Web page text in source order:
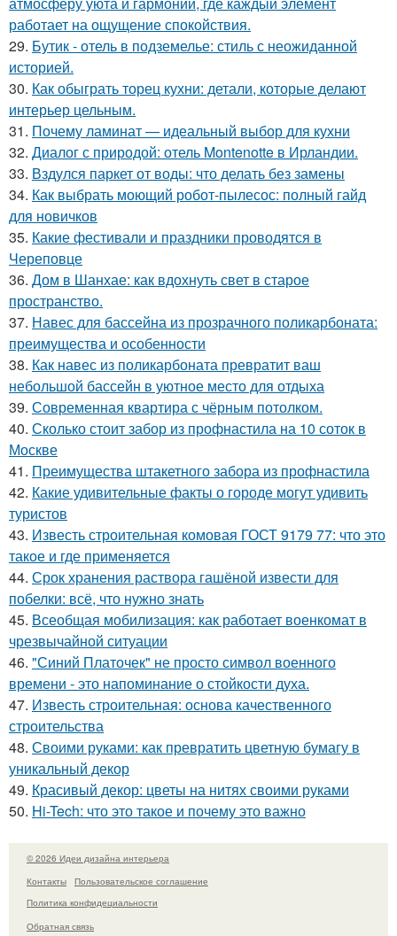
работает на ощущение спокойствия.
29. Бутик - отель в подземелье: стиль с неожиданной
историей.
30. Как обыграть торец кухни: детали, которые делают
интерьер цельным.
31. Почему ламинат — идеальный выбор для кухни
32. Диалог с природой: отель Montenotte в Ирландии.
33. Вздулся паркет от воды: что делать без замены
34. Как выбрать моющий робот-пылесос: полный гайд
для новичков
35. Какие фестивали и праздники проводятся в
Череповце
36. Дом в Шанхае: как вдохнуть свет в старое
пространство.
37. Навес для бассейна из прозрачного поликарбоната:
преимущества и особенности
38. Как навес из поликарбоната превратит ваш
небольшой бассейн в уютное место для отдыха
39. Современная квартира с чёрным потолком.
40. Сколько стоит забор из профнастила на 10 соток в
Москве
41. Преимущества штакетного забора из профнастила
42. Какие удивительные факты о городе могут удивить
туристов
43. Известь строительная комовая ГОСТ 9179 77: что это
такое и где применяется
44. Срок хранения раствора гашёной извести для
побелки: всё, что нужно знать
45. Всеобщая мобилизация: как работает военкомат в
чрезвычайной ситуации
46. "Синий Платочек" не просто символ военного
времени - это напоминание о стойкости духа.
47. Известь строительная: основа качественного
строительства
48. Своими руками: как превратить цветную бумагу в
уникальный декор
49. Красивый декор: цветы на нитях своими руками
50. Hi-Tech: что это такое и почему это важно
© 2026 Идеи дизайна интерьера
Контакты
Пользовательское соглашение
Политика конфидециальности
Обратная связь